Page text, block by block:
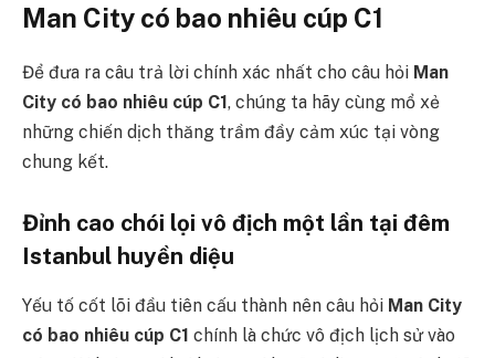
Man City có bao nhiêu cúp C1
Để đưa ra câu trả lời chính xác nhất cho câu hỏi Man
City có bao nhiêu cúp C1, chúng ta hãy cùng mổ xẻ
những chiến dịch thăng trầm đầy cảm xúc tại vòng
chung kết.
Đỉnh cao chói lọi vô địch một lần tại đêm
Istanbul huyền diệu
Yếu tố cốt lõi đầu tiên cấu thành nên câu hỏi Man City
có bao nhiêu cúp C1 chính là chức vô địch lịch sử vào